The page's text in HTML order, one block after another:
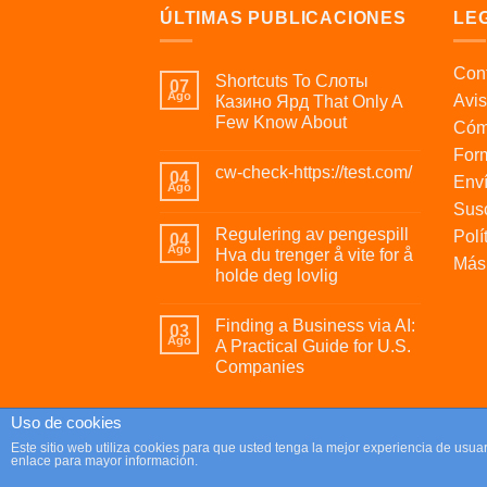
ÚLTIMAS PUBLICACIONES
07
Ago
Shortcuts To Слоты
Казино Ярд That Only A
Few Know About
04
Ago
cw-check-https://test.com/
04
Ago
Regulering av pengespill
Hva du trenger å vite for å
holde deg lovlig
03
Ago
Finding a Business via AI:
A Practical Guide for U.S.
Companies
Copyright 2026 ©Parafrikis.com
Tienda de regalos originales y muy frikis.
Uso de cookies
Este sitio web utiliza cookies para que usted tenga la mejor experiencia de
enlace para mayor información.